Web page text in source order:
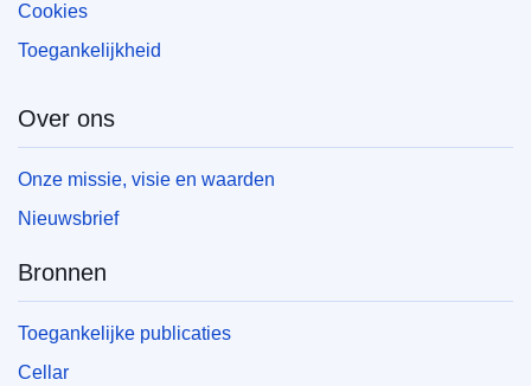
Cookies
Toegankelijkheid
Over ons
Onze missie, visie en waarden
Nieuwsbrief
Bronnen
Toegankelijke publicaties
Cellar